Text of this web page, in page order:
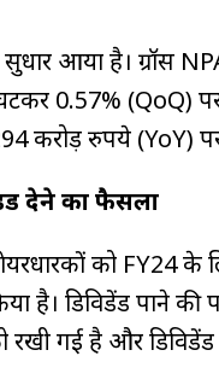
आया है। ग्रॉस
0.57% (QoQ)
करोड़ रुपये (YoY)
देने का फैसला
को FY24 के
है। डिविडेंड पाने
रखी गई है और